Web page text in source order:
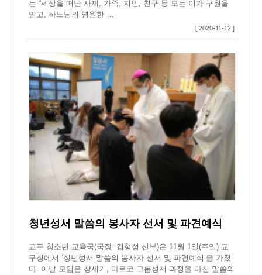
는 “세상을 떠난 사제, 가족, 지인, 친구 등 모든 이가 구원을
받고, 하느님의 영원한 …
[ 2020-11-12 ]
청년성서 말씀의 봉사자 선서 및 파견예식
교구 청소년 교육국(국장=김형성 신부)은 11월 1일(주일) 교
구청에서 ‘청년성서 말씀의 봉사자 선서 및 파견예식’을 가졌
다. 이날 모임은 창세기, 마르코 그룹성서 과정을 마친 말씀의